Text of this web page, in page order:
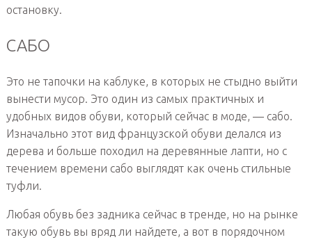
остановку.
САБО
Это не тапочки на каблуке, в которых не стыдно выйти
вынести мусор. Это один из самых практичных и
удобных видов обуви, который сейчас в моде, — сабо.
Изначально этот вид французской обуви делался из
дерева и больше походил на деревянные лапти, но с
течением времени сабо выглядят как очень стильные
туфли.
Любая обувь без задника сейчас в тренде, но на рынке
такую обувь вы вряд ли найдете, а вот в порядочном